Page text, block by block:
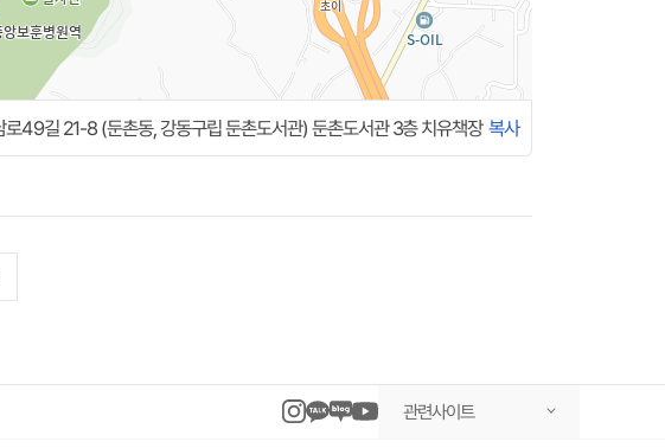
로49길 21-8 (둔촌동, 강동구립 둔촌도서관) 둔촌도서관 3층 치유책장 복사
관련사이트